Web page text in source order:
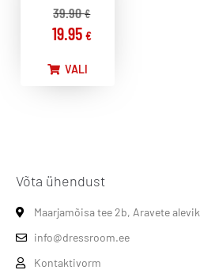
39.90€
19.95 €
VALI
Võta ühendust
Maarjamõisa tee 2b, Aravete alevik
info@dressroom.ee
Kontaktivorm